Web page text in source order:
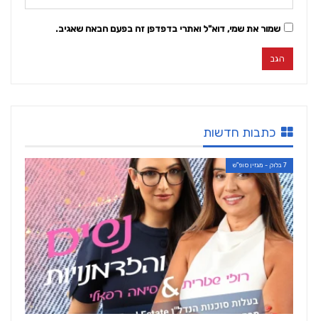
שמור את שמי, דוא"ל ואתרי בדפדפן זה בפעם הבאה שאגיב.
כתבות חדשות
7 בלוק - מגזין סופ"ש